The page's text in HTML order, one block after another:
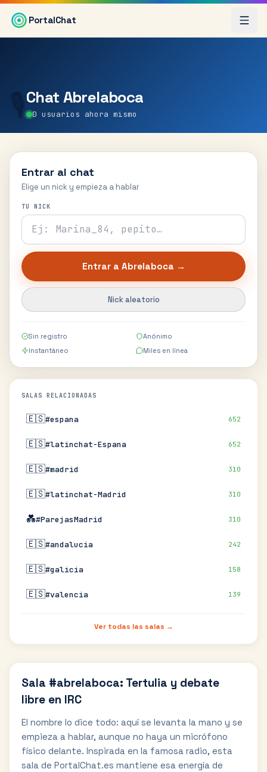
Saltar al contenido principal
PortalChat
🎙️Chat Abrelaboca
0 usuarios ahora mismo
Entrar al chat
Elige un nick y empieza a hablar
TU NICK
Entrar a Abrelaboca →
Nick aleatorio
Sin registro
Anónimo
Instantáneo
Miles en línea
SALAS RELACIONADAS
🇪🇸#espana 652
🇪🇸#latinchat-Espana 652
🇪🇸#madrid 310
🇪🇸#latinchat-Madrid 310
💑#ParejasMadrid 310
🇪🇸#andalucia 242
🇪🇸#galicia 158
🇪🇸#valencia 139
Ver todas las salas →
Sala #abrelaboca: Tertulia y debate
libre en IRC
El nombre lo dice todo: aquí se levanta la mano y se
empieza a hablar, aunque no haya un micrófono
físico delante. Inspirada en la famosa radio, esta
sala de PortalChat.es mantiene esa energía de